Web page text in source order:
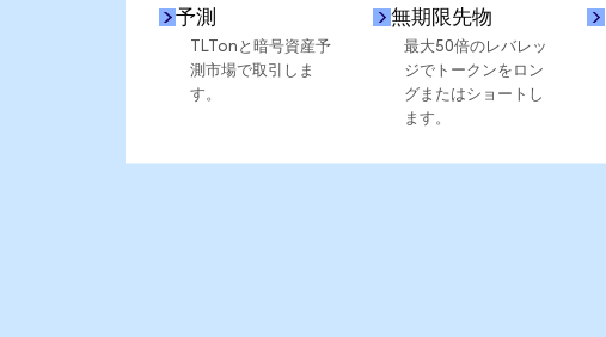
予測
TLTonと暗号資産予
測市場で取引しま
す。
無期限先物
最大50倍のレバレッ
ジでトークンをロン
グまたはショートし
ます。